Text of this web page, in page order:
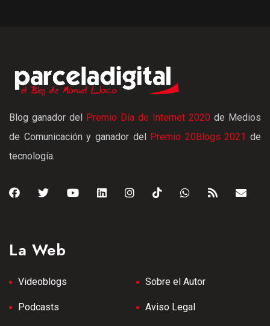
Blog ganador del Premio Día de Internet 2020 de Medios
de Comunicación y ganador del Premio 20Blogs 2021 de
tecnología.
La Web
Videoblogs Sobre el Autor
Podcasts Aviso Legal